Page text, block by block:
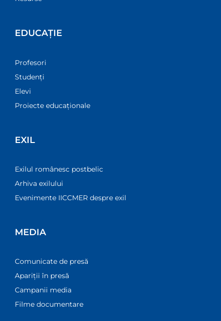
EDUCAȚIE
Profesori
Studenți
Elevi
Proiecte educaționale
EXIL
Exilul românesc postbelic
Arhiva exilului
Evenimente IICCMER despre exil
MEDIA
Comunicate de presă
Apariții în presă
Campanii media
Filme documentare